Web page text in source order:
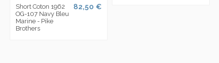
Short Coton 1962
OG-107 Navy Bleu
Marine - Pike
Brothers
82,50 €